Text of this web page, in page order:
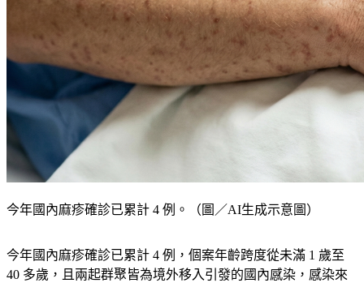
今年國內麻疹確診已累計 4 例，個案年齡跨度從未滿 1 歲至